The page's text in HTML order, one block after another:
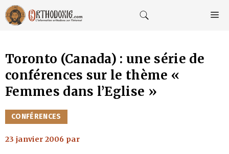
Aller
au
contenu
Toronto (Canada) : une série de
conférences sur le thème «
Femmes dans l’Eglise »
CATÉGORIES
CONFÉRENCES
23 janvier 2006 par